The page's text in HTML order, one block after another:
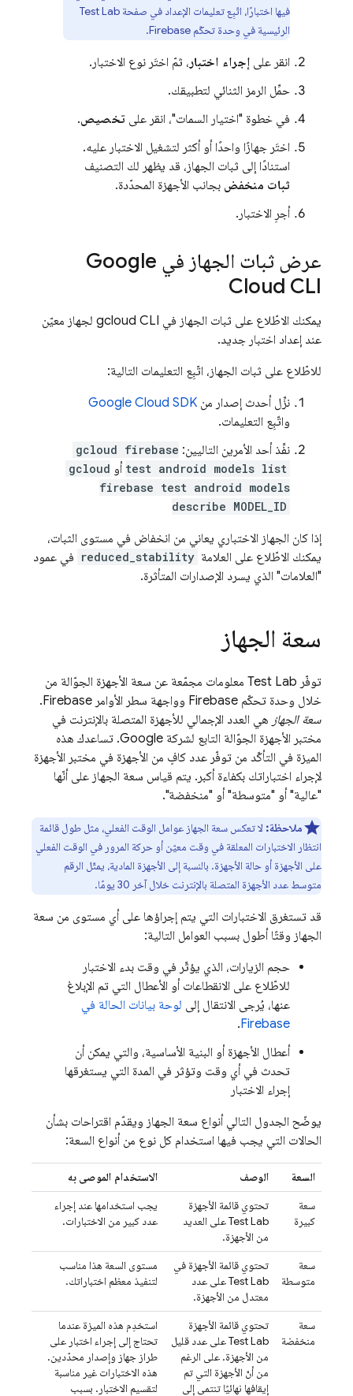
فيها اختبارًا، اتّبِع تعليمات الإعداد في صفحة Test Lab
الرئيسية في وحدة تحكّم Firebase
.
انقر على إجراء اختبار ، ثمّ اختَر نوع الاختبار.
حمِّل الرمز الثنائي لتطبيقك.
في خطوة "اختيار السمات"، انقر على تخصيص.
اختَر جهازًا واحدًا أو أكثر لتشغيل الاختبار عليه.
استنادًا إلى ثبات الجهاز، قد يظهر لك التصنيف
ثبات منخفض بجانب الأجهزة المحدّدة.
أجرِ الاختبار.
عرض ثبات الجهاز في Google
Cloud CLI
يمكنك الاطّلاع على ثبات الجهاز في gcloud CLI لجهاز معيّن
عند إعداد اختبار جديد.
للاطّلاع على ثبات الجهاز، اتّبِع التعليمات التالية:
نزِّل أحدث إصدار من Google Cloud SDK
واتّبِع التعليمات.
نفِّذ أحد الأمرين التاليين: gcloud firebase
test android models list أو gcloud
firebase test android models
describe MODEL_ID
إذا كان الجهاز الاختباري يعاني من انخفاض في مستوى الثبات،
يمكنك الاطّلاع على العلامة reduced_stability في عمود
"العلامات" الذي يسرد الإصدارات المتأثرة.
سعة الجهاز
توفّر Test Lab معلومات مجمّعة عن سعة الأجهزة الجوّالة من
خلال وحدة تحكّم Firebase وواجهة سطر الأوامر Firebase
.
سعة الجهاز هي العدد الإجمالي للأجهزة المتصلة بالإنترنت في
مختبر الأجهزة الجوّالة التابع لشركة Google. تساعدك هذه
الميزة في التأكّد من توفّر عدد كافٍ من الأجهزة في مختبر الأجهزة
لإجراء اختباراتك بكفاءة أكبر. يتم قياس سعة الجهاز على أنّها
"عالية" أو "متوسطة" أو "منخفضة".
ملاحظة: لا تعكس سعة الجهاز عوامل الوقت الفعلي، مثل طول قائمة
انتظار الاختبارات المعلقة في وقت معيّن أو حركة المرور في الوقت الفعلي
على الأجهزة أو حالة الأجهزة. بالنسبة إلى الأجهزة المادية، يمثّل الرقم
متوسط عدد الأجهزة المتصلة بالإنترنت خلال آخر 30 يومًا.
قد تستغرق الاختبارات التي يتم إجراؤها على أي مستوى من سعة
الجهاز وقتًا أطول بسبب العوامل التالية:
حجم الزيارات، الذي يؤثّر في وقت بدء الاختبار
للاطّلاع على الانقطاعات أو الأعطال التي تم الإبلاغ
عنها، يُرجى الانتقال إلى لوحة بيانات الحالة في
Firebase
.
أعطال الأجهزة أو البنية الأساسية، والتي يمكن أن
تحدث في أي وقت وتؤثر في المدة التي يستغرقها
إجراء الاختبار
يوضّح الجدول التالي أنواع سعة الجهاز ويقدّم اقتراحات بشأن
الحالات التي يجب فيها استخدام كل نوع من أنواع السعة:
السعة الوصف
الاستخدام الموصى به
سعة
كبيرة
تحتوي قائمة الأجهزة
Test Labعلى العديد
من الأجهزة.
يجب استخدامها عند إجراء
عدد كبير من الاختبارات.
سعة
متوسطة
تحتوي قائمة الأجهزة في
Test Labعلى عدد
معتدل من الأجهزة.
مستوى السعة هذا مناسب
لتنفيذ معظم اختباراتك.
سعة
منخفضة
تحتوي قائمة الأجهزة
Test Labعلى عدد قليل
من الأجهزة. على الرغم
من أنّ الأجهزة التي تم
إيقافها نهائيًا تنتمي إلى
استخدِم هذه الميزة عندما
تحتاج إلى إجراء اختبار على
طراز جهاز وإصدار محدّدين.
هذه الاختبارات غير مناسبة
لتقسيم الاختبار. بسبب